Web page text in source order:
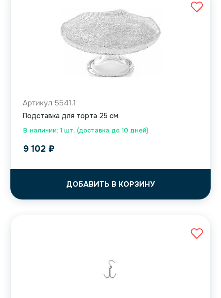
В наличии: 1 шт. (доставка до 10 дней)
Артикул 5541.1
Подставка для торта 25 см
9 102 ₽
ДОБАВИТЬ В КОРЗИНУ